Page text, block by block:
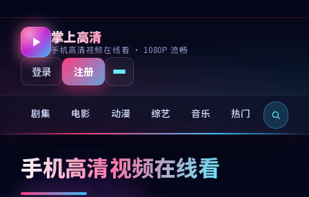
掌上高清
手机高清视频在线看 · 1080P 流畅
登录 注册
剧集 电影 动漫 综艺 音乐 热门 新片
手机高清视频在线看